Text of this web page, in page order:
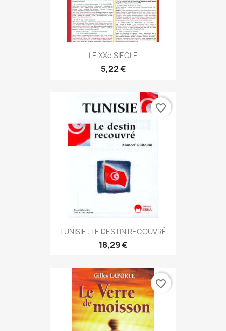
LE XXe SIECLE
5,22 €
TUNISIE : LE DESTIN RECOUVRÉ
18,29 €
favorite_border
favorite_border